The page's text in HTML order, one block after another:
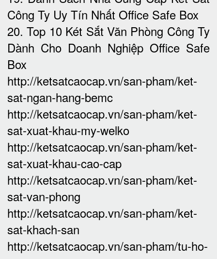
Công Ty Uy Tín Nhất Office Safe Box
20. Top 10 Két Sắt Văn Phòng Công Ty
Dành Cho Doanh Nghiệp Office Safe
Box
http://ketsatcaocap.vn/san-pham/ket-
sat-ngan-hang-bemc
http://ketsatcaocap.vn/san-pham/ket-
sat-xuat-khau-my-welko
http://ketsatcaocap.vn/san-pham/ket-
sat-xuat-khau-cao-cap
http://ketsatcaocap.vn/san-pham/ket-
sat-van-phong
http://ketsatcaocap.vn/san-pham/ket-
sat-khach-san
http://ketsatcaocap.vn/san-pham/tu-ho-